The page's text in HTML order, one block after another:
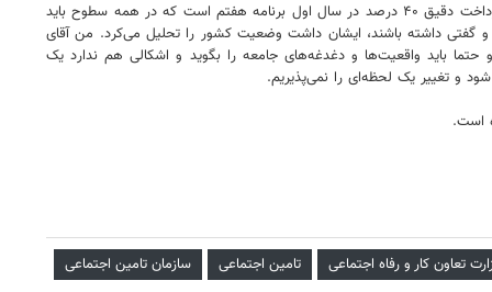
رئیس کمیسیون اجتماعی خاطرنشان کرد: بله، اولویت‌های مانند گندم و حوزه عمرانی داریم آن‌ها هم سرجای خودشان محفوظ هستند که به نظر من اولویت اول پرداخت دقیق ۴۰ درصد در سال اول برنامه هفتم است که در همه سطوح باید
گفتی داشته باشند، ایشان داشت وضعیت کشور را تحلیل می‌کرد. من آقای
باید واقعیت‌ها و دغدغه‌های جامعه را بگوید و اشکالی هم ندارد یک
و تغییر یک لحظه‌ای را نمی‌پذیریم.
است.
تعاون کار و رفاه اجتماعی تامین اجتماعی
سازمان تامین اجتماعی